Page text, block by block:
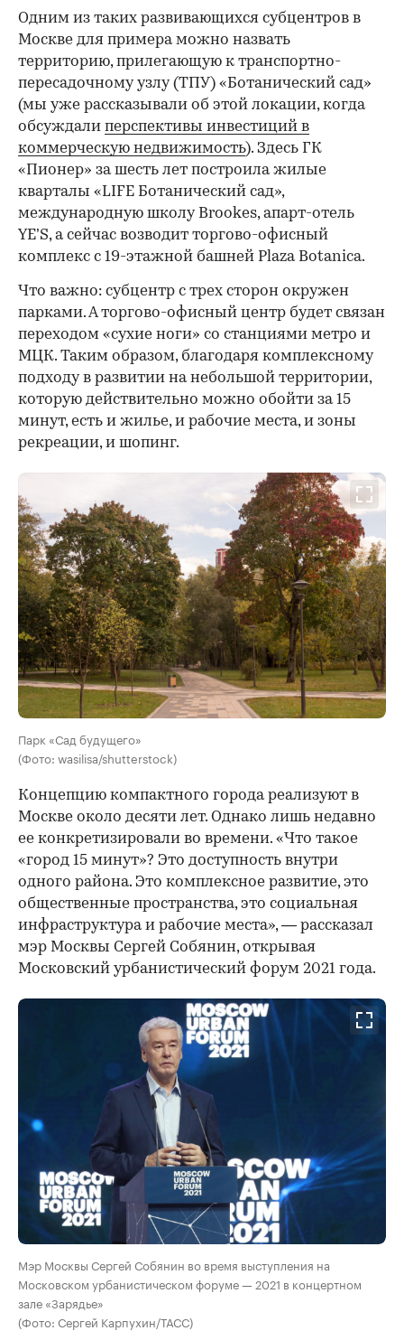
Одним из таких развивающихся субцентров в
Москве для примера можно назвать
территорию, прилегающую к транспортно-
пересадочному узлу (ТПУ) «Ботанический сад»
(мы уже рассказывали об этой локации, когда
обсуждали перспективы инвестиций в
коммерческую недвижимость). Здесь ГК
«Пионер» за шесть лет построила жилые
кварталы «LIFE Ботанический сад»,
международную школу Brookes, апарт-отель
YE’S, а сейчас возводит торгово-офисный
комплекс с 19-этажной башней Plaza Botanica.
Что важно: субцентр с трех сторон окружен
парками. А торгово-офисный центр будет связан
переходом «сухие ноги» со станциями метро и
МЦК. Таким образом, благодаря комплексному
подходу в развитии на небольшой территории,
которую действительно можно обойти за 15
минут, есть и жилье, и рабочие места, и зоны
рекреации, и шопинг.
Парк «Сад будущего»
(Фото: wasilisa/shutterstock)
Концепцию компактного города реализуют в
Москве около десяти лет. Однако лишь недавно
ее конкретизировали во времени. «Что такое
«город 15 минут»? Это доступность внутри
одного района. Это комплексное развитие, это
общественные пространства, это социальная
инфраструктура и рабочие места», — рассказал
мэр Москвы Сергей Собянин, открывая
Московский урбанистический форум 2021 года.
Мэр Москвы Сергей Собянин во время выступления на
Московском урбанистическом форуме — 2021 в концертном
зале «Зарядье»
(Фото: Сергей Карпухин/ТАСС)